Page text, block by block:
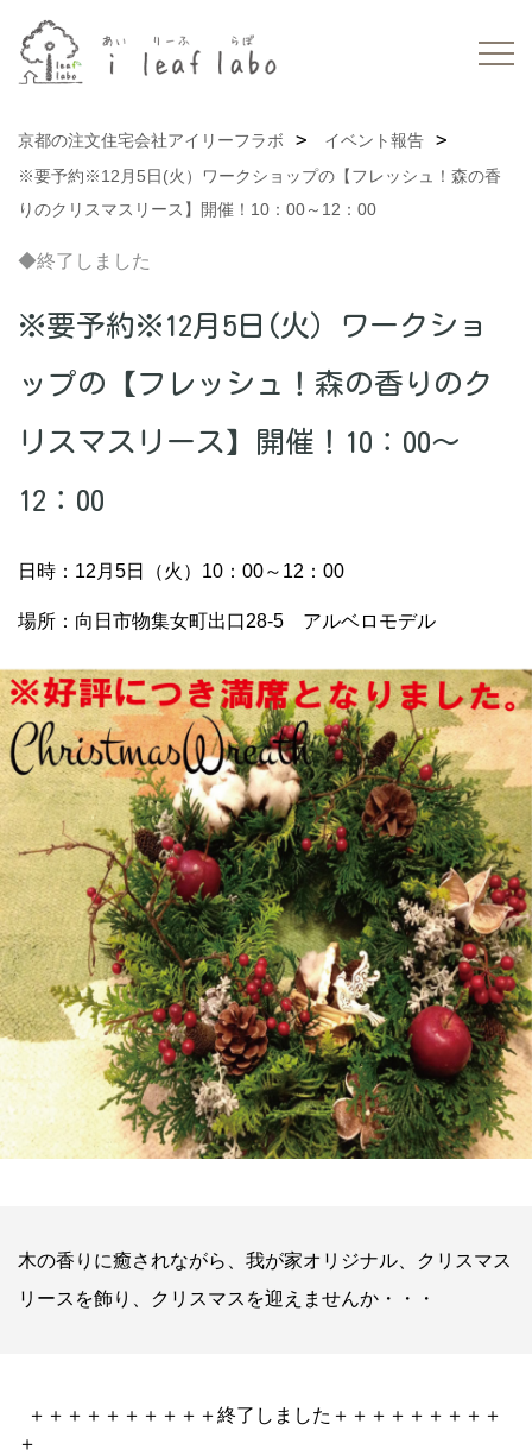
京都の注文住宅会社アイリーフラボ
イベント報告
※要予約※12月5日(火）ワークショップの【フレッシュ！森の香
りのクリスマスリース】開催！10：00～12：00
◆終了しました
※要予約※12月5日(火）ワークショ
ップの【フレッシュ！森の香りのク
リスマスリース】開催！10：00～
12：00
日時：12月5日（火）10：00～12：00
場所：向日市物集女町出口28-5 アルベロモデル
木の香りに癒されながら、我が家オリジナル、クリスマス
リースを飾り、クリスマスを迎えませんか・・・
＋＋＋＋＋＋＋＋＋＋終了しました＋＋＋＋＋＋＋＋＋
＋